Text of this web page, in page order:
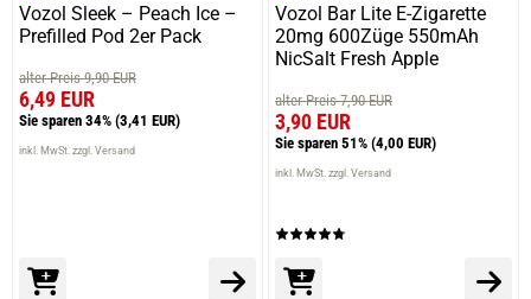
Vozol Sleek – Peach Ice –
Prefilled Pod 2er Pack
alter Preis 9,90 EUR
6,49 EUR
Sie sparen 34% (3,41 EUR)
inkl. MwSt. zzgl. Versand
Vozol Bar Lite E-Zigarette
20mg 600Züge 550mAh
NicSalt Fresh Apple
alter Preis 7,90 EUR
3,90 EUR
Sie sparen 51% (4,00 EUR)
inkl. MwSt. zzgl. Versand